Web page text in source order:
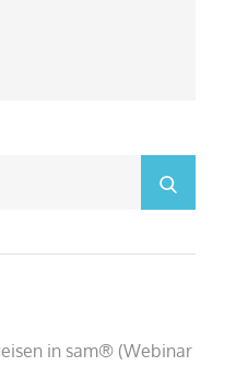
in sam® (Webinar